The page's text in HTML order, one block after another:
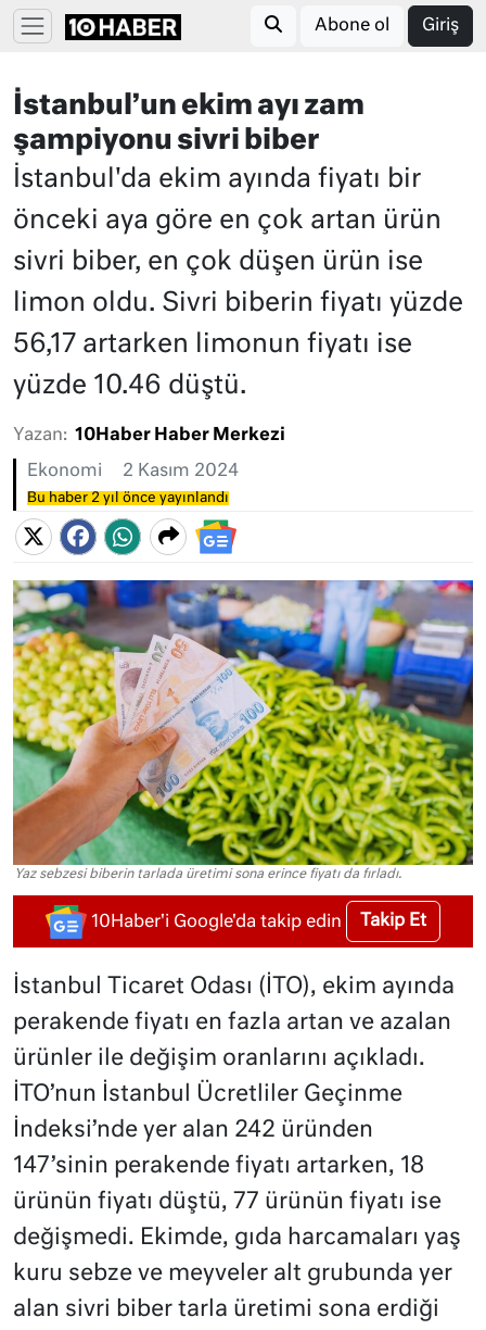
Abone ol Giriş
İstanbul’un ekim ayı zam
şampiyonu sivri biber
İstanbul'da ekim ayında fiyatı bir
önceki aya göre en çok artan ürün
sivri biber, en çok düşen ürün ise
limon oldu. Sivri biberin fiyatı yüzde
56,17 artarken limonun fiyatı ise
yüzde 10.46 düştü.
Yazan: 10Haber Haber Merkezi
Ekonomi 2 Kasım 2024
Bu haber 2 yıl önce yayınlandı
Yaz sebzesi biberin tarlada üretimi sona erince fiyatı da fırladı.
10Haber'i Google'da takip edin Takip Et
İstanbul Ticaret Odası (İTO), ekim ayında
perakende fiyatı en fazla artan ve azalan
ürünler ile değişim oranlarını açıkladı.
İTO’nun İstanbul Ücretliler Geçinme
İndeksi’nde yer alan 242 üründen
147’sinin perakende fiyatı artarken, 18
ürünün fiyatı düştü, 77 ürünün fiyatı ise
değişmedi. Ekimde, gıda harcamaları yaş
kuru sebze ve meyveler alt grubunda yer
alan sivri biber tarla üretimi sona erdiği